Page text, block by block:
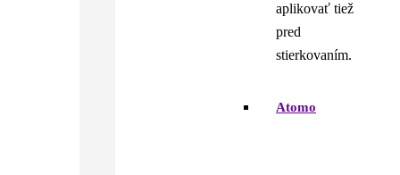
aplikovať tiež
pred
stierkovaním.
Atomo